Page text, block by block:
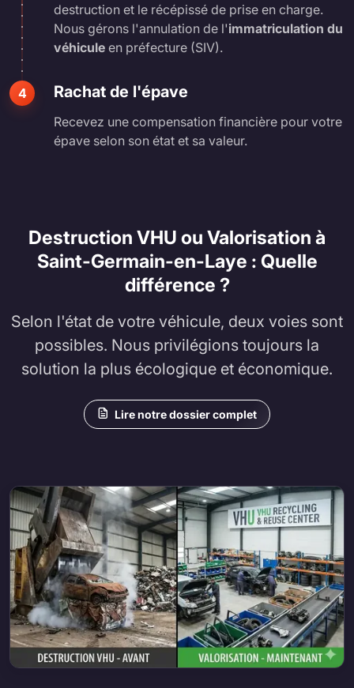
destruction et le récépissé de prise en charge.
Nous gérons l'annulation de l'immatriculation du
véhicule en préfecture (SIV).
4 Rachat de l'épave
Recevez une compensation financière pour votre
épave selon son état et sa valeur.
Destruction VHU ou Valorisation à
Saint-Germain-en-Laye : Quelle
différence ?
Selon l'état de votre véhicule, deux voies sont
possibles. Nous privilégions toujours la
solution la plus écologique et économique.
Lire notre dossier complet